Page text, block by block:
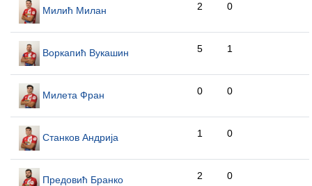
Милић Милан 2 0
Воркапић Вукашин 5 1
Милета Фран 0 0
Станков Андрија 1 0
Предовић Бранко 2 0